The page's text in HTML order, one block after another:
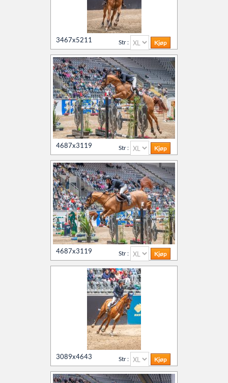
3467x5211 Str :
4687x3119 Str :
4687x3119 Str :
3089x4643 Str :